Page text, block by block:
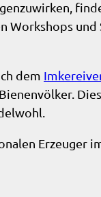
Workshops
dem
Erzeuger